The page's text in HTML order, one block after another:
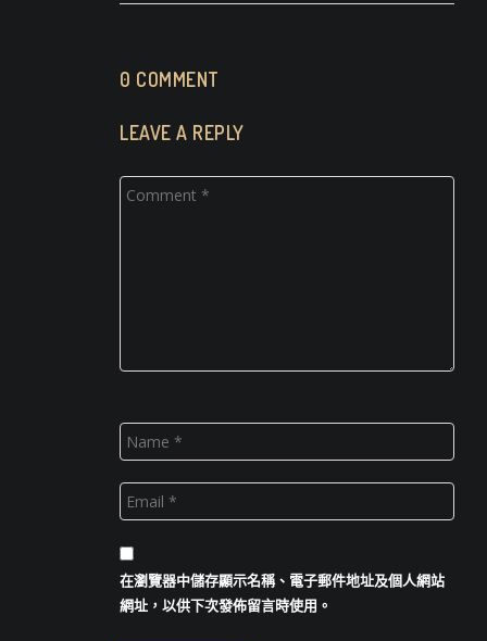
0 COMMENT
LEAVE A REPLY
在瀏覽器中儲存顯示名稱、電子郵件地址及個人網站
網址，以供下次發佈留言時使用。